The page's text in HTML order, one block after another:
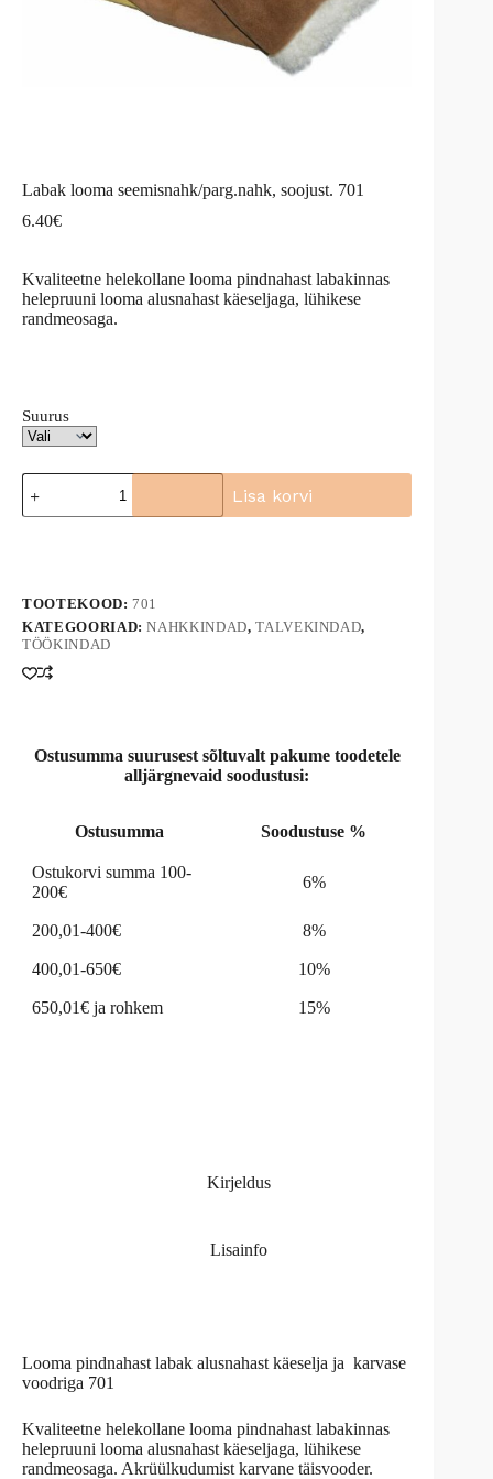
Labak looma seemisnahk/parg.nahk, soojust. 701
6.40€
Kvaliteetne helekollane looma pindnahast labakinnas
helepruuni looma alusnahast käeseljaga, lühikese
randmeosaga.
Suurus
Labak
looma
seemisnahk/parg.nahk,
Lisa korvi
r
n
a
t
TOOTEKOOD: 701
KATEGOORIAD:NAHKKINDAD,TALVEKINDAD,
TÖÖKINDAD
Ostusumma suurusest sõltuvalt pakume toodetele
alljärgnevaid soodustusi:
Ostusumma Soodustuse %
Ostukorvi summa 100-
200€
6%
200,01-400€ 8%
400,01-650€ 10%
650,01€ ja rohkem 15%
Kirjeldus
Lisainfo
Looma pindnahast labak alusnahast käeselja ja karvase
voodriga 701
Kvaliteetne helekollane looma pindnahast labakinnas
helepruuni looma alusnahast käeseljaga, lühikese
randmeosaga. Akrüülkudumist karvane täisvooder.